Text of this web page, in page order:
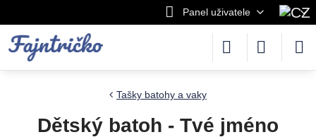
Panel uživatele
Tašky batohy a vaky
Dětský batoh - Tvé jméno